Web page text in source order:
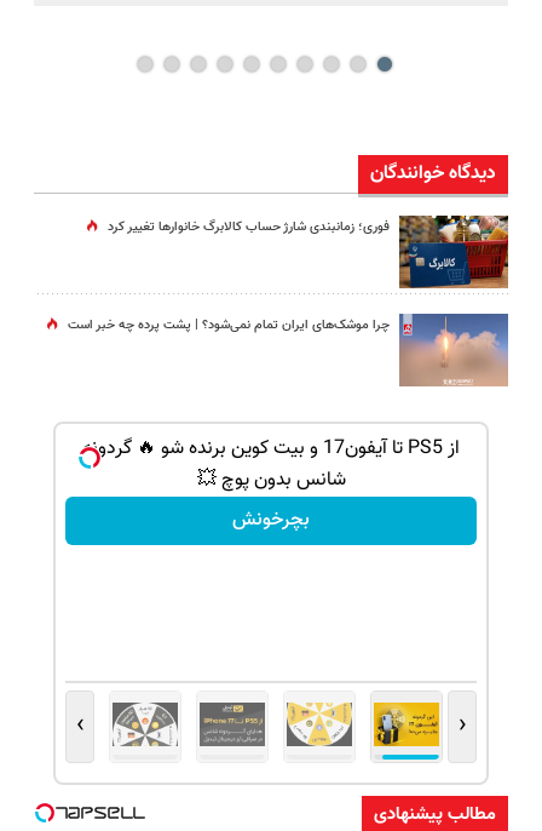
دیدگاه خوانندگان
فوری؛ زمانبندی‌ شارژ حساب کالابرگ خانوارها تغییر کرد
چرا موشک‌های ایران تمام نمی‌شود؟ | پشت پرده چه خبر است
از PS5 تا آیفون17 و بیت کوین برنده شو 🔥 گردونه
شانس بدون پوچ 💥
بچرخونش
‹
›
مطالب پیشنهادی